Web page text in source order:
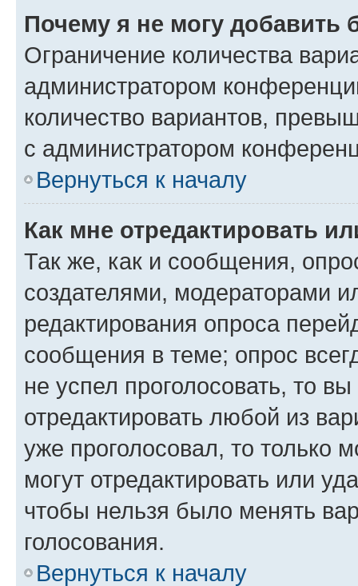
Почему я не могу добавить
Ограничение количества
администратором
количество вариантов,
с администратором
Вернуться к началу
Как мне отредактировать
Так же, как и сообщения,
создателями, модераторами
редактирования опроса
сообщения в теме; опрос
не успел проголосовать, то
отредактировать любой из
уже проголосовал, то только
могут отредактировать или
чтобы нельзя было менять
голосования.
Вернуться к началу